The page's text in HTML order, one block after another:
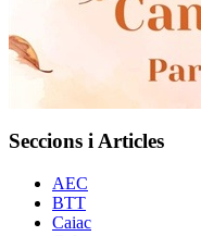
Seccions i Articles
AEC
BTT
Caiac